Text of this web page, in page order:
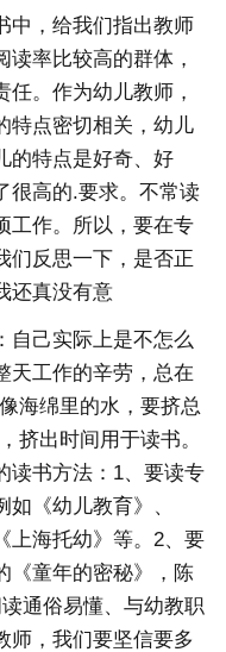
中，给我们指出教师
率比较高的群体，
。作为幼儿教师，
特点密切相关，幼儿
的特点是好奇、好
很高的.要求。不常读
工作。所以，要在专
们反思一下，是否正
还真没有意
自己实际上是不怎么
天工作的辛劳，总在
海绵里的水，要挤总
挤出时间用于读书。
读书方法：1、要读专
《幼儿教育》、
上海托幼》等。2、要
《童年的密秘》，陈
通俗易懂、与幼教职
师，我们要坚信要多